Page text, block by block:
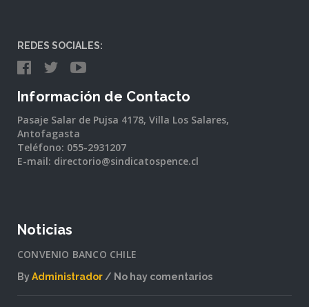
REDES SOCIALES:
Información de Contacto
Pasaje Salar de Pujsa 4178, Villa Los Salares,
Antofagasta
Teléfono: 055-2931207
E-mail: directorio@sindicatospence.cl
Noticias
CONVENIO BANCO CHILE
ByAdministrador
No hay comentarios